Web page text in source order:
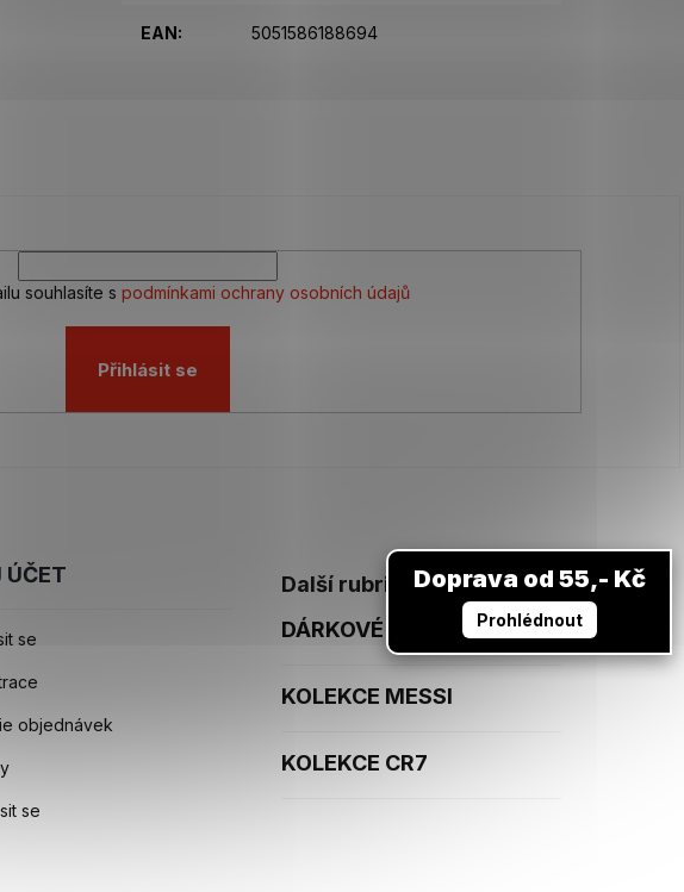
EAN : 5051586188694
souhlasíte s podmínkami ochrany osobních údajů
Přihlásit se
ÚČET
se
objednávek
se
Další rubriky
DÁRKOVÉ POUKAZY
KOLEKCE MESSI
KOLEKCE CR7
Doprava od 55,- Kč
Prohlédnout